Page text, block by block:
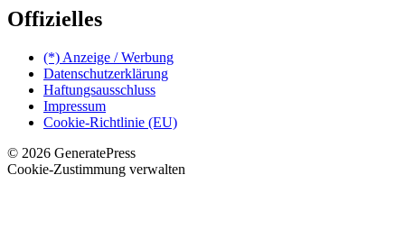
Offizielles
(*) Anzeige / Werbung
Datenschutzerklärung
Haftungsausschluss
Impressum
Cookie-Richtlinie (EU)
© 2026 GeneratePress
Cookie-Zustimmung verwalten